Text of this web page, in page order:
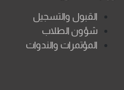
القبول والتسجيل
شؤون الطلاب
المؤتمرات والندوات